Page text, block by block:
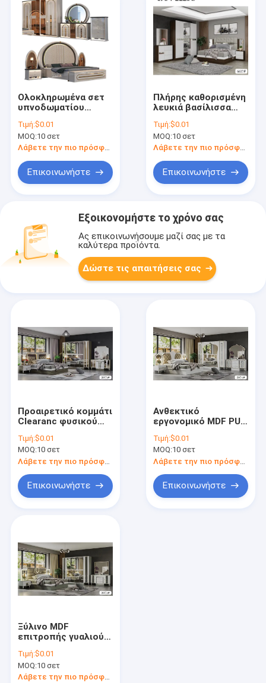
Ολοκληρωμένα σετ
υπνοδωματίου
υπνοδωματίου
Έπιπλα king Size
Κρεβάτι Βασιλικό
Μοντέρνα Πολυτελή
Έπιπλα
Τιμή:$0.01
MOQ:10 σετ
Λάβετε την πιο πρόσφατη τιμή
Επικοινωνήστε
Πλήρης καθορισμένη
λευκιά βασίλισσα
Nightstands
επίπλων συνόλων
κρεβατοκάμαρων
Τιμή:$0.01
MOQ:10 σετ
Λάβετε την πιο πρόσφατη τιμή
Επικοινωνήστε
Εξοικονομήστε το χρόνο σας
Ας επικοινωνήσουμε μαζί σας με τα
καλύτερα προϊόντα.
Δώστε τις απαιτήσεις σας
Προαιρετικό κομμάτι
Clearanc φυσικού
συνόλων
κρεβατοκάμαρων
μεγέθους
βασιλιάδων
χρώματος
Τιμή:$0.01
MOQ:10 σετ
Λάβετε την πιο πρόσφατη τιμή
Επικοινωνήστε
Ανθεκτικό
εργονομικό MDF PU
συνόλων
κρεβατοκάμαρων
ξύλινο υλικό γυαλιού
Τιμή:$0.01
MOQ:10 σετ
Επικοινωνήστε
Ξύλινο MDF
επιτροπής γυαλιού
λευκό κομμό μαύρο
Nightstand
κρεβατιών
Τιμή:$0.01
MOQ:10 σετ
Λάβετε την πιο πρόσφατη τιμή